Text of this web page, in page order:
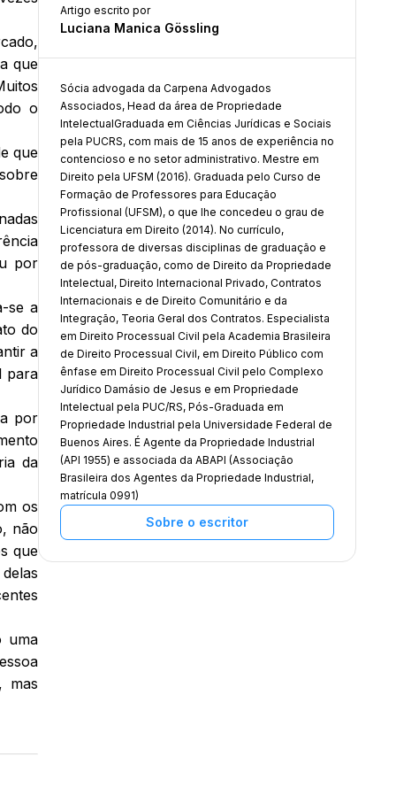
que
o
que
por
se a
do
a
para
por
da
os
não
que
uma
mas
Artigo escrito por
Luciana Manica Gössling
Sócia advogada da Carpena Advogados
Associados, Head da área de Propriedade
IntelectualGraduada em Ciências Jurídicas e Sociais
pela PUCRS, com mais de 15 anos de experiência no
contencioso e no setor administrativo. Mestre em
Direito pela UFSM (2016). Graduada pelo Curso de
Formação de Professores para Educação
Profissional (UFSM), o que lhe concedeu o grau de
Licenciatura em Direito (2014). No currículo,
professora de diversas disciplinas de graduação e
de pós-graduação, como de Direito da Propriedade
Intelectual, Direito Internacional Privado, Contratos
Internacionais e de Direito Comunitário e da
Integração, Teoria Geral dos Contratos. Especialista
em Direito Processual Civil pela Academia Brasileira
de Direito Processual Civil, em Direito Público com
ênfase em Direito Processual Civil pelo Complexo
Jurídico Damásio de Jesus e em Propriedade
Intelectual pela PUC/RS, Pós-Graduada em
Propriedade Industrial pela Universidade Federal de
Buenos Aires. É Agente da Propriedade Industrial
(API 1955) e associada da ABAPI (Associação
Brasileira dos Agentes da Propriedade Industrial,
matrícula 0991)
Sobre o escritor